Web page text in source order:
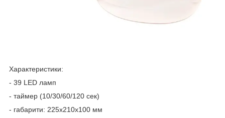
Характеристики:
- 39 LED ламп
- таймер (10/30/60/120 сек)
- габарити: 225х210х100 мм